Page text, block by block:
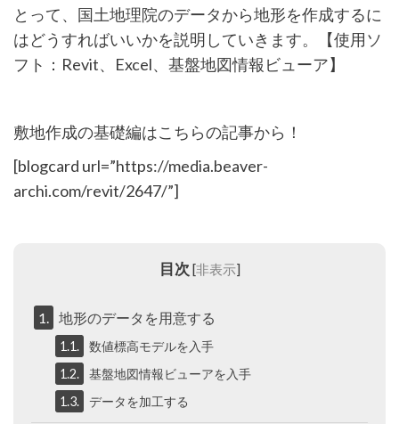
とって、国土地理院のデータから地形を作成するに
はどうすればいいかを説明していきます。【使用ソ
フト：Revit、Excel、基盤地図情報ビューア】
敷地作成の基礎編はこちらの記事から！
[blogcard url=”https://media.beaver-
archi.com/revit/2647/”]
目次 [非表示]
1. 地形のデータを用意する
1.1.
数値標高モデルを入手
1.2.
基盤地図情報ビューアを入手
1.3.
データを加工する